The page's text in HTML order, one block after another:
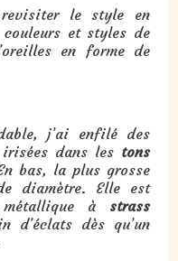
revisiter le style en
et styles de
en forme de
j’ai enfilé des
dans les tons
bas, la plus grosse
diamètre. Elle est
à strass
d’éclats dès qu’un